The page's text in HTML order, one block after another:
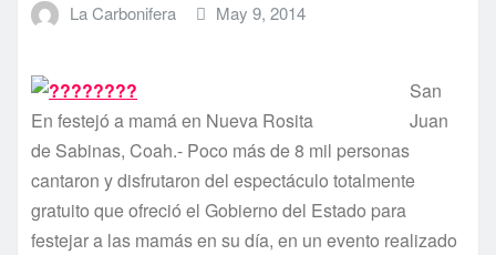
La Carbonifera May 9, 2014
En festejó a mamá en Nueva Rosita
San
Juan
de Sabinas, Coah.- Poco más de 8 mil personas
cantaron y disfrutaron del espectáculo totalmente
gratuito que ofreció el Gobierno del Estado para
festejar a las mamás en su dí­a, en un evento realizado